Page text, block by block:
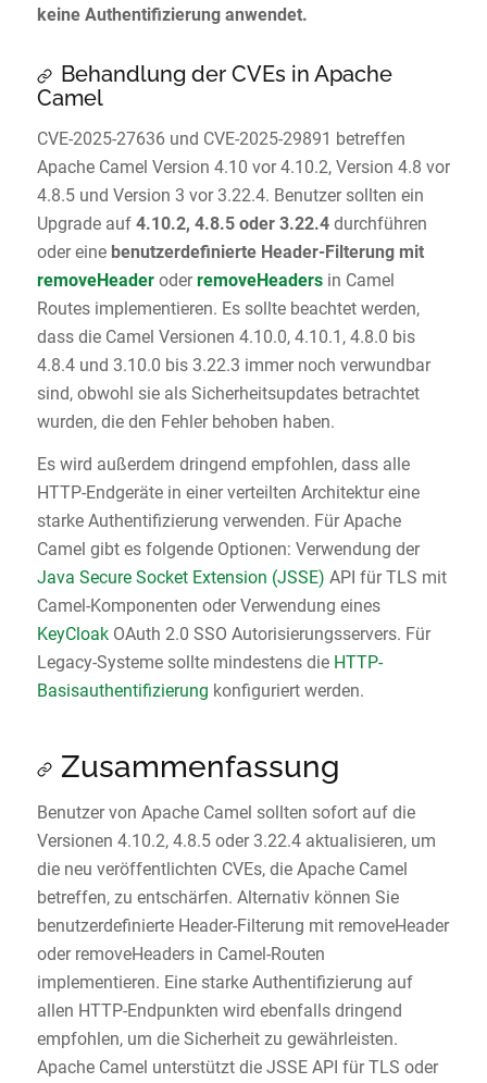
keine Authentifizierung anwendet.
Behandlung der CVEs in Apache
Camel
CVE-2025-27636 und CVE-2025-29891 betreffen
Apache Camel Version 4.10 vor 4.10.2, Version 4.8 vor
4.8.5 und Version 3 vor 3.22.4. Benutzer sollten ein
Upgrade auf 4.10.2, 4.8.5 oder 3.22.4 durchführen
oder eine benutzerdefinierte Header-Filterung mit
removeHeaderoderremoveHeadersin Camel
Routes implementieren. Es sollte beachtet werden,
dass die Camel Versionen 4.10.0, 4.10.1, 4.8.0 bis
4.8.4 und 3.10.0 bis 3.22.3 immer noch verwundbar
sind, obwohl sie als Sicherheitsupdates betrachtet
wurden, die den Fehler behoben haben.
Es wird außerdem dringend empfohlen, dass alle
HTTP-Endgeräte in einer verteilten Architektur eine
starke Authentifizierung verwenden. Für Apache
Camel gibt es folgende Optionen: Verwendung der
Java Secure Socket Extension (JSSE) API für TLS mit
Camel-Komponenten oder Verwendung eines
KeyCloakOAuth 2.0 SSO Autorisierungsservers. Für
Legacy-Systeme sollte mindestens die HTTP-
Basisauthentifizierung konfiguriert werden.
Zusammenfassung
Benutzer von Apache Camel sollten sofort auf die
Versionen 4.10.2, 4.8.5 oder 3.22.4 aktualisieren, um
die neu veröffentlichten CVEs, die Apache Camel
betreffen, zu entschärfen. Alternativ können Sie
benutzerdefinierte Header-Filterung mit removeHeader
oder removeHeaders in Camel-Routen
implementieren. Eine starke Authentifizierung auf
allen HTTP-Endpunkten wird ebenfalls dringend
empfohlen, um die Sicherheit zu gewährleisten.
Apache Camel unterstützt die JSSE API für TLS oder